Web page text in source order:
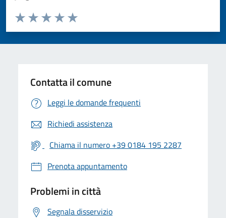
Valuta da 1 a 5 stelle la pagina
Valuta 5 stelle su 5
Valuta 4 stelle su 5
Valuta 3 stelle su 5
Valuta 2 stelle su 5
Valuta 1 stelle su 5
Contatta il comune
Leggi le domande frequenti
Richiedi assistenza
Chiama il numero +39 0184 195 2287
Prenota appuntamento
Problemi in città
Segnala disservizio